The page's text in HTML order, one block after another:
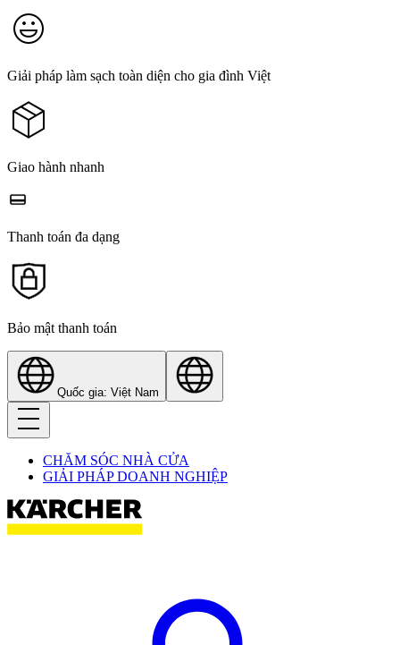
Giải pháp làm sạch toàn diện cho gia đình Việt
Giao hành nhanh
Thanh toán đa dạng
Bảo mật thanh toán
Quốc gia: Việt Nam
CHĂM SÓC NHÀ CỬA
GIẢI PHÁP DOANH NGHIỆP